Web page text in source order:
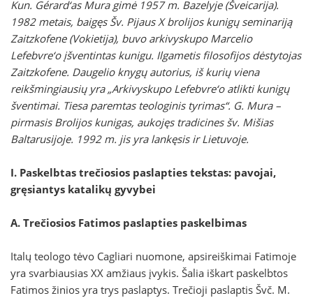
Kun. Gérard‘as Mura gimė 1957 m. Bazelyje (Šveicarija).
1982 metais, baigęs Šv. Pijaus X brolijos kunigų seminariją
Zaitzkofene (Vokietija), buvo arkivyskupo Marcelio
Lefebvre‘o įšventintas kunigu. Ilgametis filosofijos dėstytojas
Zaitzkofene. Daugelio knygų autorius, iš kurių viena
reikšmingiausių yra „Arkivyskupo Lefebvre‘o atlikti kunigų
šventimai. Tiesa paremtas teologinis tyrimas“. G. Mura –
pirmasis Brolijos kunigas, aukojęs tradicines šv. Mišias
Baltarusijoje. 1992 m. jis yra lankęsis ir Lietuvoje.
I. Paskelbtas trečiosios paslapties tekstas: pavojai,
gręsiantys katalikų gyvybei
A. Trečiosios Fatimos paslapties paskelbimas
Italų teologo tėvo Cagliari nuomone, apsireiškimai Fatimoje
yra svarbiausias XX amžiaus įvykis. Šalia iškart paskelbtos
Fatimos žinios yra trys paslaptys. Trečioji paslaptis Švč. M.